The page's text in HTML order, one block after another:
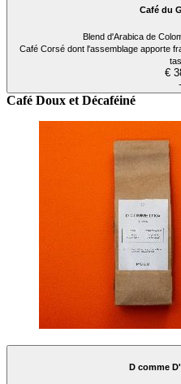
Café du
Blend d'Arabica de
Café Corsé dont l'assemblage apporte
€
Café Doux et Décaféiné
D comme